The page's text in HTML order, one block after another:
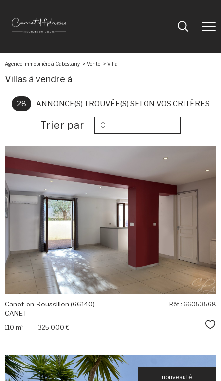
Agence immobilière à Cabestany Vente villa
Villas à vendre à
28 ANNONCE(S) TROUVÉE(S) SELON VOS CRITÈRES
Trier par
bien
Canet-en-Roussillon (66140)
CANET
Réf : 66053568
110 m² - 325 000 €
nouveauté